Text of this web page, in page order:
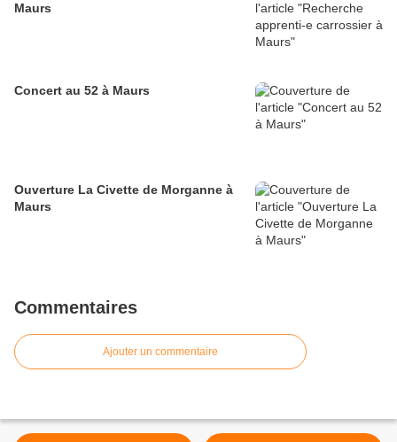
Maurs
Concert au 52 à Maurs
Ouverture La Civette de Morganne à
Maurs
Commentaires
Ajouter un commentaire